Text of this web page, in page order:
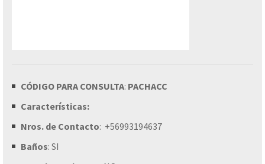
CÓDIGO PARA CONSULTA: PACHACC
Características:
Nros. de Contacto: +56993194637
Baños: SI